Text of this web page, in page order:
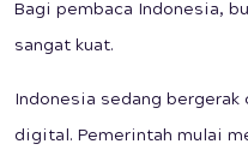
Bagi pembaca Indonesia,
sangat kuat.
Indonesia sedang
digital. Pemerintah mulai